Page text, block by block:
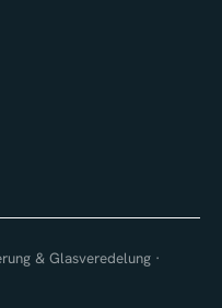
& Glasveredelung ·